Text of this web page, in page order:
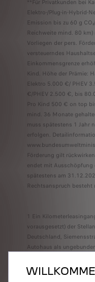
**Für Privatkunden bei
Elektro-/Plug-in-Hybrid-
Emission bis zu 60 g
Reichweite mind. 80
Vorliegen der pers.
versteuerndes
Einkommensgrenze
Kind. Höhe der Prämie:
Elektro 5.000 €/ PHEV
€/PHEV 2.500 €, bis
Pro Kind 500 € on top
mind. 36 Monate
muss spätestens 1 Jahr
erfolgen.
Förderung gilt
endet mit
spätestens am
Rechtsanspruch besteht
1 Ein
vorausgesetzt) der
Deutschland,
Autohaus als
jeweils 2.500 km) sowie
Alle Preise verstehen